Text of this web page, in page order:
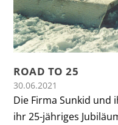
ROAD TO 25
30.06.2021
Die Firma Sunkid und
ihr 25-jähriges